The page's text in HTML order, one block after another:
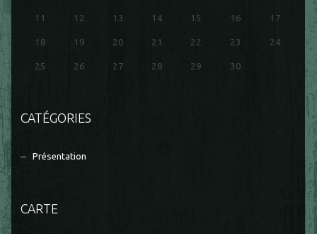
11 12 13 14 15 16 17
18 19 20 21 22 23 24
25 26 27 28 29 30
CATÉGORIES
Présentation
CARTE